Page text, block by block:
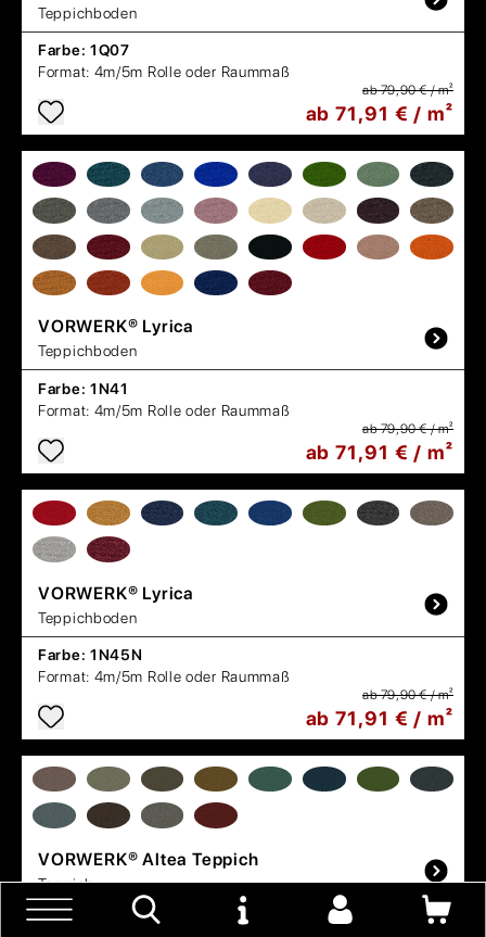
Teppichboden
Farbe: 1Q07
Format: 4m/5m Rolle oder Raummaß
ab 79,90 € / m²
ab 71,91 € / m²
VORWERK® Lyrica
Teppichboden
Farbe: 1N41
Format: 4m/5m Rolle oder Raummaß
ab 79,90 € / m²
ab 71,91 € / m²
VORWERK® Lyrica
Teppichboden
Farbe: 1N45N
Format: 4m/5m Rolle oder Raummaß
ab 79,90 € / m²
ab 71,91 € / m²
VORWERK® Altea Teppich
Teppich
Farbe: